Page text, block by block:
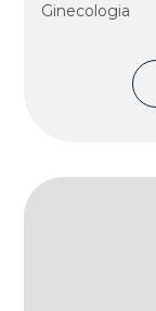
Ginecologia